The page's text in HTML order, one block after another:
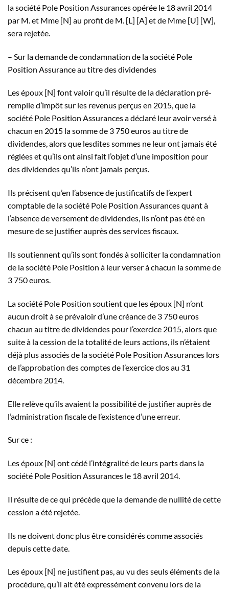
la société Pole Position Assurances opérée le 18 avril 2014
par M. et Mme [N] au profit de M. [L] [A] et de Mme [U] [W],
sera rejetée.
– Sur la demande de condamnation de la société Pole
Position Assurance au titre des dividendes
Les époux [N] font valoir qu’il résulte de la déclaration pré-
remplie d’impôt sur les revenus perçus en 2015, que la
société Pole Position Assurances a déclaré leur avoir versé à
chacun en 2015 la somme de 3 750 euros au titre de
dividendes, alors que lesdites sommes ne leur ont jamais été
réglées et qu’ils ont ainsi fait l’objet d’une imposition pour
des dividendes qu’ils n’ont jamais perçus.
Ils précisent qu’en l’absence de justificatifs de l’expert
comptable de la société Pole Position Assurances quant à
l’absence de versement de dividendes, ils n’ont pas été en
mesure de se justifier auprès des services fiscaux.
Ils soutiennent qu’ils sont fondés à solliciter la condamnation
de la société Pole Position à leur verser à chacun la somme de
3 750 euros.
La société Pole Position soutient que les époux [N] n’ont
aucun droit à se prévaloir d’une créance de 3 750 euros
chacun au titre de dividendes pour l’exercice 2015, alors que
suite à la cession de la totalité de leurs actions, ils n’étaient
déjà plus associés de la société Pole Position Assurances lors
de l’approbation des comptes de l’exercice clos au 31
décembre 2014.
Elle relève qu’ils avaient la possibilité de justifier auprès de
l’administration fiscale de l’existence d’une erreur.
Sur ce :
Les époux [N] ont cédé l’intégralité de leurs parts dans la
société Pole Position Assurances le 18 avril 2014.
Il résulte de ce qui précède que la demande de nullité de cette
cession a été rejetée.
Ils ne doivent donc plus être considérés comme associés
depuis cette date.
Les époux [N] ne justifient pas, au vu des seuls éléments de la
procédure, qu’il ait été expressément convenu lors de la